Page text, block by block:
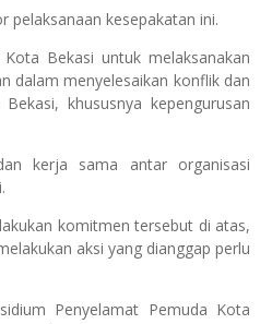
pelaksanaan kesepakatan ini.
Bekasi untuk melaksanakan
dalam menyelesaikan konflik dan
khususnya kepengurusan
kerja sama antar organisasi
komitmen tersebut di atas,
aksi yang dianggap perlu
Penyelamat Pemuda Kota